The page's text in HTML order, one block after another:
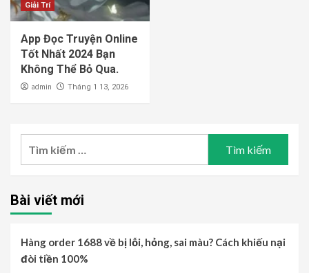
Giải Trí
App Đọc Truyện Online
Tốt Nhất 2024 Bạn
Không Thể Bỏ Qua.
admin Tháng 1 13, 2026
Bài viết mới
Hàng order 1688 về bị lỗi, hỏng, sai màu? Cách khiếu nại
đòi tiền 100%